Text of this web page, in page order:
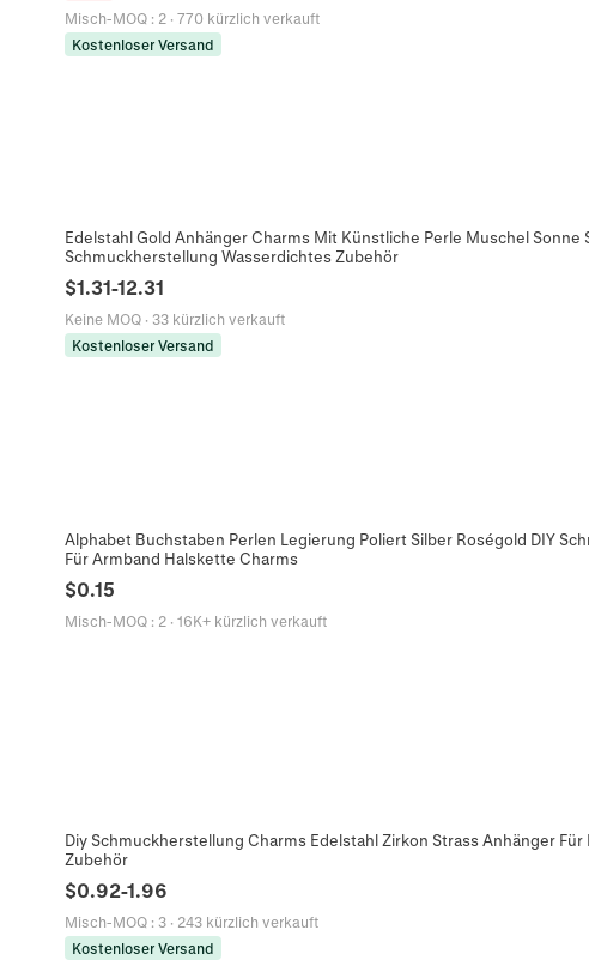
Misch-MOQ: 2· 770 kürzlich verkauft
Kostenloser Versand
Edelstahl Gold Anhänger Charms Mit Künstliche Perle Muschel Sonne
Schmuckherstellung Wasserdichtes Zubehör
$1.31-12.31
Keine MOQ· 33 kürzlich verkauft
Kostenloser Versand
Alphabet Buchstaben Perlen Legierung Poliert Silber Roségold DIY
Für Armband Halskette Charms
$0.15
Misch-MOQ: 2· 16K+ kürzlich verkauft
Diy Schmuckherstellung Charms Edelstahl Zirkon Strass Anhänger
Zubehör
$0.92-1.96
Misch-MOQ: 3· 243 kürzlich verkauft
Kostenloser Versand